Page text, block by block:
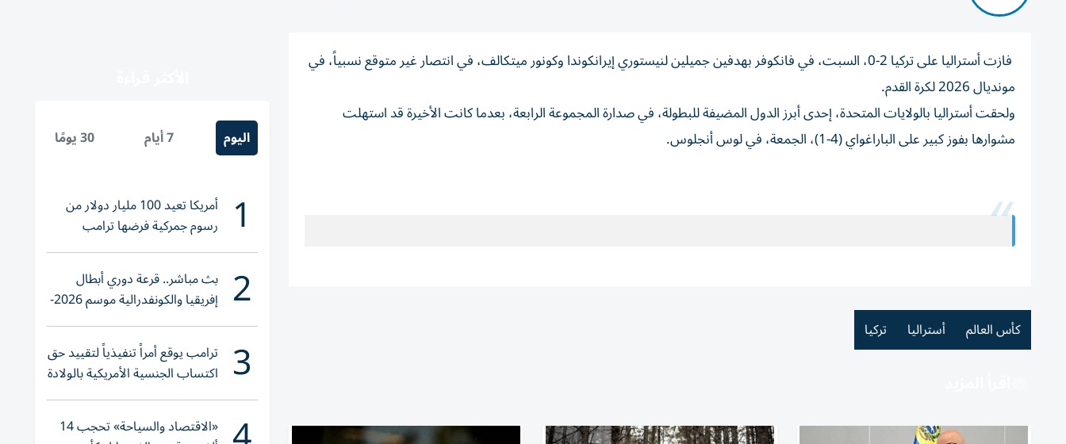
فازت أستراليا على تركيا 2-0، السبت، في فانكوفر بهدفين جميلين لنيستوري إيرانكوندا وكونور ميتكالف، في انتصار غير متوقع نسبياً، في
مونديال 2026 لكرة القدم.
ولحقت أستراليا بالولايات المتحدة، إحدى أبرز الدول المضيفة للبطولة، في صدارة المجموعة الرابعة، بعدما كانت الأخيرة قد استهلت
مشوارها بفوز كبير على الباراغواي (4-1)، الجمعة، في لوس أنجلوس.
كأس العالم أستراليا تركيا
اليوم 7 أيام 30 يومًا
1 أمريكا تعيد 100 مليار دولار من
رسوم جمركية فرضها ترامب
2 بث مباشر.. قرعة دوري أبطال
إفريقيا والكونفدرالية موسم 2026-
2027
3 ترامب يوقع أمراً تنفيذياً لتقييد حق
اكتساب الجنسية الأمريكية بالولادة
«الاقتصاد والسياحة» تحجب 14